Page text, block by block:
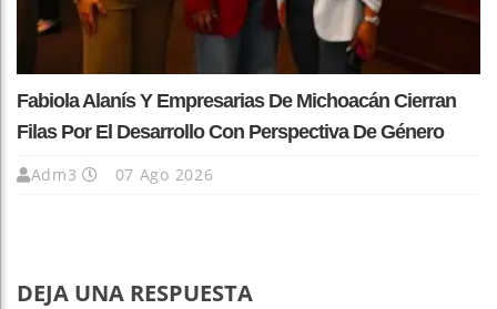
Fabiola Alanís Y Empresarias De Michoacán Cierran
Filas Por El Desarrollo Con Perspectiva De Género
Adm3 07 Ago 2026
DEJA UNA RESPUESTA